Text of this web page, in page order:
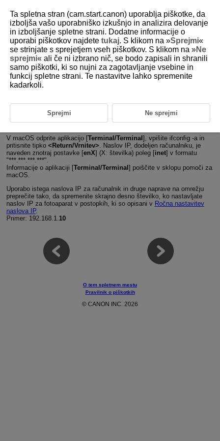
D292-161
Preverjanje omrežnih nastavitev
Windows
podomrežja, prehod in podatki o strežniku DNS.
V macOS odprite aplikacijo [Terminal/Terminal ], vpišite ifconfig -a in
pritisnite tipko
Return/Vrnitev
. Naslov IP, dodeljen računalniku, je
naveden znotraj postavke [enX] (X: številka) poleg [inet] v formatu
"***.***.***.***".
Informacije o aplikaciji [Terminal/Terminal ] poiščite v sklopu pomoči za
macOS.
Uporabo istega naslova IP za računalnik in druge naprave na omrežju
preprečite tako, da spremenite skrajno desno številko, ko nastavljate
naslov IP za fotoaparat v postopkih, ki so opisani v Ročna nastavitev
naslova IP.
Primer: 192.168.1.10
O tem spletnem mestu
Pravilnik o piškotkih
© CANON INC. 2026
Ta spletna stran (cam.start.canon) uporablja piškotke, da
izboljša vašo uporabniško izkušnjo in analizira delovanje
in izboljšanje spletne strani. Dodatne informacije o
uporabi piškotkov najdete tukaj. S klikom na »Sprejmi«
se strinjate s sprejetjem vseh piškotkov. S klikom na »Ne
sprejmi« ali če ni izbrano nič, se bodo zapisali in shranili
samo piškotki, ki so nujni za zagotavljanje vsebine in
funkcij spletne strani. Te nastavitve lahko spremenite
kadarkoli.
Sprejmi Ne sprejmi